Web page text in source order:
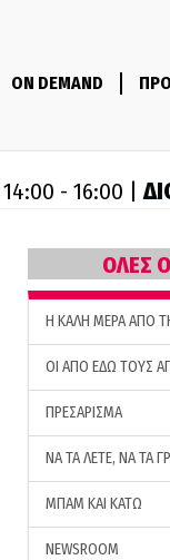
ON DEMAND
14:00 - 16:00 |
ΟΛΕΣ
H ΚΑΛΗ ΜΕΡΑ ΑΠΟ
ΟΙ ΑΠΟ ΕΔΩ ΤΟΥΣ
ΠΡΕΣΑΡΙΣΜΑ
ΝΑ ΤΑ ΛΕΤΕ, ΝΑ ΤΑ
ΜΠΑΜ ΚΑΙ ΚΑΤΩ
NEWSROOM